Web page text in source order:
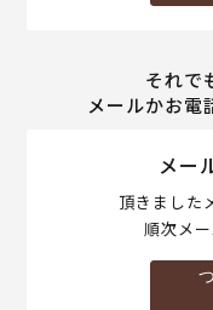
それで
メールかお電
メー
頂きました
順次メ